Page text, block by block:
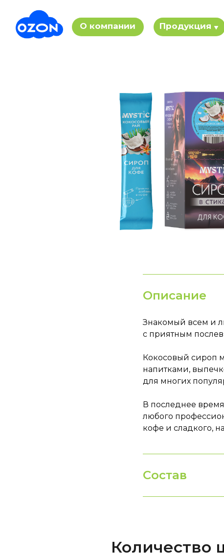
О компании Продукция
Описание
Знакомый всем и
с приятным
Кокосовый сироп
напитками,
для многих
В последнее время
любого
кофе и сладкого,
Состав
Количество